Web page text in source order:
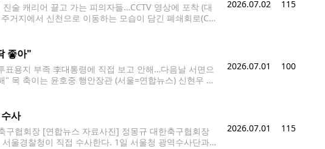
술 캐리어 끌고 가는 피의자들…CCTV 영상에 포착 (대
거지에서 신천으로 이동하는 모습이 담긴 폐쇄회로(CC)
2026.07.02 115
좋아"
용지 부족 李대통령에 직접 보고 안해…다음날 서면으
목 축이는 윤호중 행안장관 (서울=연합뉴스) 신현우 기
2026.07.01 100
사
협회장 [연합뉴스 자료사진] 정몽규 대한축구협회장
울경찰청이 직접 수사한다. 1일 서울청 광역수사단과
2026.07.01 115